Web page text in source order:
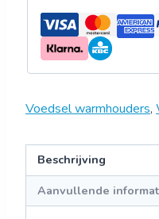
Voedsel warmhouders,
Beschrijving
Aanvullende